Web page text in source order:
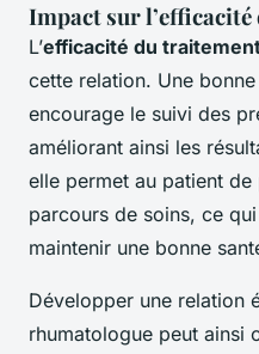
Impact sur
L’efficacité du
cette relation. Une
encourage le suivi des
améliorant ainsi les
elle permet au patient
parcours de soins, ce
maintenir une bonne
Développer une relation
rhumatologue peut ainsi